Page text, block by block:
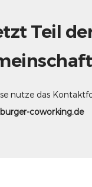
Teil
nutze das
coworking.de